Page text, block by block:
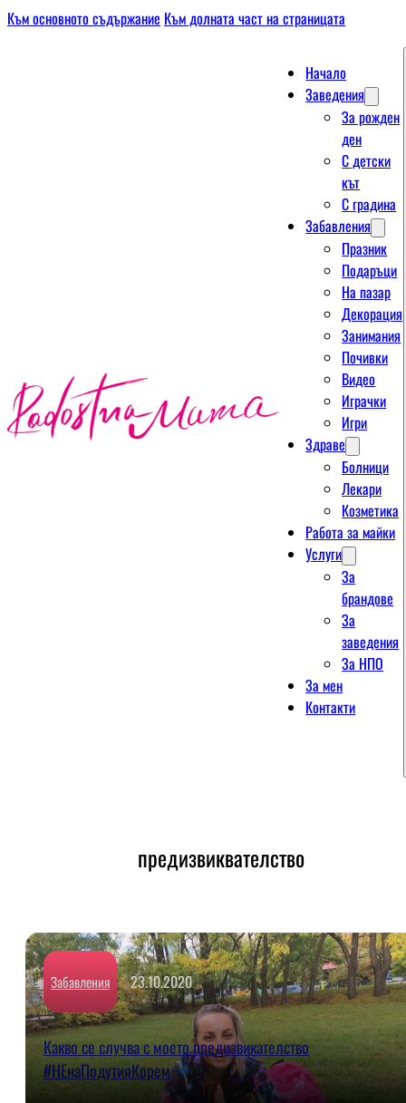
Към основното съдържание Към долната част на страницата
Начало
Заведения
За рожден
ден
С детски
кът
С градина
Забавления
Празник
Подаръци
На пазар
Декорация
Занимания
Почивки
Видео
Играчки
Игри
Здраве
Болници
Лекари
Козметика
Работа за майки
Услуги
За
брандове
За
заведения
За НПО
За мен
Контакти
предизвиквателство
Забавления 23.10.2020
Какво се случва с моето предизвикателство
#НЕнаПодутияКорем